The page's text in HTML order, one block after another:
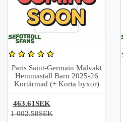
Paris Saint-Germain Målvakt
Hemmaställ Barn 2025-26
Kortärmad (+ Korta byxor)
463.61SEK
1 002.58SEK